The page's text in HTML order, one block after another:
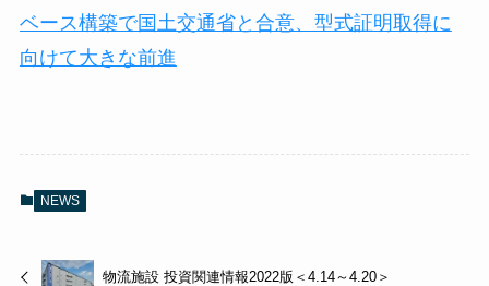
ベース構築で国土交通省と合意、型式証明取得に
向けて大きな前進
NEWS
物流施設 投資関連情報2022版＜4.14～4.20＞